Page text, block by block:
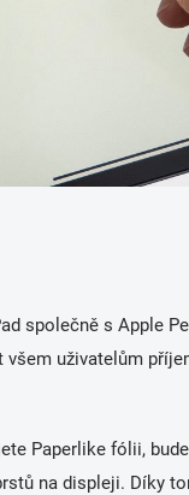
společně s Apple
uživatelům
Paperlike fólii,
na displeji. Díky